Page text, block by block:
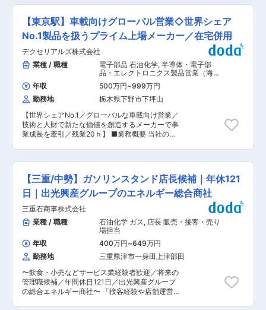
は、世界で唯一の「ボトルtoボトル」ケミカルリ
サイクル工場を商業稼働している点にあります。
PET樹脂の需要は1997年の25.2万トンから2023
年には78.5万トンへと約3.1倍に拡大しており、今
後も持続的な成長が見込まれます。原材料価格の
高騰や環境規制の強化により、リサイクル技術の
競争力は一層高まっており、当社の技術はその中
でも圧倒的な優位性を誇ります。ESG対応を重視
する企業との連携も進み、事業拡大の機会が広が
っています。 ■特徴： ・同社は役職定年を設け
ておらず、年齢によって年収が下がることはあり
ません。そのため退職まで年収をキープ、昇給す
ることが可能です。 ・所属工場は当グループのコ
れながら、プロセス改善を探求しています。 ・配
属組織には課長以下3名が在籍しています。社内
に関わるチャンスの多い環境です。 変更の範囲：
会社の定める業務
はフィルム、ジッパーテープの法人向けの営業提
案をしていただきます。 ■詳細業務： ・既存顧
客＜加工メーカーや食品メーカー＞へのルートセ
ールス ・既存顧客への新規需要開拓 ・新規顧客
開拓 ※大手企業多数・既存顧客への新規提案が中
心となり、1人あたりの担当社数は30社程度とな
ります。 また提案にあたり、社内の開発部門・工
場との連携も発生いたします。 ■出張頻度： 出
張エリアは関西圏、四国地方、中国地方、担当商
品によっては九州地方・関東への出張もありま
す。基本は日帰りの出張で、宿泊を伴う出張は月
1回程度です。 ■組織構成： 30代をメインに4名
のチームとなります。 ■就業環境： ・月平均残
業時間20時間 ・年間休日123日 ・有休取得率7年
連続80％以上 ・週1回程度のリモートワーク相談
可能 ■キャリアパス ジョブチェンジを推奨して
も戻るなどあるため →様々な経験をして役職に上
がっていくイメージ 当社は製造・販売・研究が連
携し仕事を進めて参ります。顧客のみならず社内
も日々のコミュニケーションを大切にしておりま
す。お互いが信頼し一致協力して仕事に取り組
み、達成感と満足感を共有します。 ■想定さ
れる業務の範囲：会社の定める業務 。 ■求める
人物像 ・前向きに行動し、生涯学ぶ姿勢を待ち続
けられ、果敢に挑戦する人 ・誠実で思いやりがあ
り、真摯に働き、仕事を通じて社会に貢献してい
ることに幸せを感じる人 ・自分の成功だけでな
く、他人の成功を喜び、チームワークを大切に
し、お互いを尊重しあう人 変更の範囲：会社の定
【東京駅】車載向けグローバル営業◇世界シェア
No.1製品を扱うプライム上場メーカー／在宅併用
デクセリアルズ株式会社
業種 / 職種
電子部品 石油化学, 半導体・電子部
品・エレクトロニクス製品営業（海
外） 原料・素材・化学製品営業（海
外）
年収 500万円~999万円
勤務地
栃木県下野市下坪山
【世界シェアNo.1／グローバルな車載向け営業／
技術と人財で新たな価値を創造するメーカーで事
業成長を牽引／残業20ｈ】 ■業務概要 当社の車
ーション営業をお任せします。主な顧客は自動車
メーカーや部品サプライヤー（OEM、TireX）
で、欧米・アジアを中心としたグローバル市場を
舞台に、既存顧客対応に加え、新規用途や新規顧
客の開拓を推進します。 ■業務詳細 ・市場や顧
客ニーズを捉えたソリューション提案型営業（デ
ザインイン・スペックイン）を担当します。 ・製
品導入を目的とした顧客との折衝、技術要件のヒ
アリング、社内開発・製造部門との連携による提
案活動を行います。 ・グローバル販社や現地法人
と協力し、海外出張（1回/月程度）や現地顧客と
の関係強化、プロジェクト推進を担います。 ・市
場/競合/顧客情報の収集と分析、営業戦略の立案
と実行、新規商材の用途開拓や提案も重要なミッ
ションです。 ・顧客からの技術要求を社内にフィ
ードバックし、製品開発や改善活動にも貢献しま
【三重/中勢】ガソリンスタンド店長候補｜年休121
日｜出光興産グループのエネルギー総合商社
三重石商事株式会社
業種 / 職種
石油化学 ガス, 店長 販売・接客・売り
場担当
年収
400万円~649万円
勤務地
三重県津市一身田上津部田
〜飲食・小売などサービス業経験者歓迎／将来の
管理職候補／年間休日121日／出光興産グループ
の総合エネルギー商社〜 「接客経験や店舗運営経